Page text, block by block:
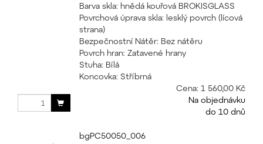
Barva skla: hnědá kouřová BROKISGLASS
Povrchová úprava skla: lesklý povrch (lícová
strana)
Bezpečnostní Nátěr: Bez nátěru
Povrch hran: Zatavené hrany
Stuha: Bílá
Koncovka: Stříbrná
Cena: 1 560,00 Kč
Na objednávku
do 10 dnů
bgPC50050_006